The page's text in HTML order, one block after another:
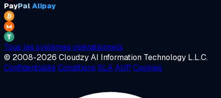
PayPal Alipay
Tous les systèmes opérationnels
© 2008-2026 Cloudzy AI Information Technology L.L.C.
ConfidentialitéConditions SLAAUP Cookies